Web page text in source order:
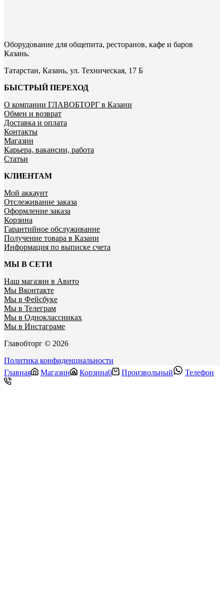
Оборудование для общепита, ресторанов, кафе и баров
Казань.
Татарстан, Казань, ул. Техническая, 17 Б
БЫСТРЫЙ ПЕРЕХОД
О компании ГЛАВОБТОРГ в Казани
Обмен и возврат
Доставка и оплата
Контакты
Магазин
Карьера, вакансии, работа
Статьи
КЛИЕНТАМ
Мой аккаунт
Отслеживание заказа
Оформление заказа
Корзина
Гарантийное обслуживание
Получение товара в Казани
Информация по выписке счета
МЫ В СЕТИ
Наш магазин в Авито
Мы Вконтакте
Мы в Фейсбуке
Мы в Телеграм
Мы в Одноклассниках
Мы в Инстаграме
Главобторг © 2026
Политика конфиденциальности
Главная
Магазин Корзина0 Произвольный Телефон